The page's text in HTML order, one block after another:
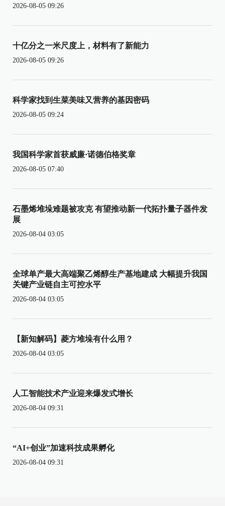
2026-08-05 09:26
十亿分之一米尺度上，材料有了新能力
2026-08-05 09:26
科学家找到生菜美味又营养的基因密码
2026-08-05 09:24
我国科学家首获威廉·诺德伯格奖章
2026-08-05 07:40
石墨烯堆垛难题被攻克 有望推动新一代拓扑量子器件发
展
2026-08-04 03:05
全球单产最大高端聚乙烯醇生产基地建成 大幅提升我国
关键产业链自主可控水平
2026-08-04 03:05
【新知解码】菱方堆垛有什么用？
2026-08-04 03:05
人工智能技术产业迎来爆发式增长
2026-08-04 09:31
“AI+创业”加速科技成果孵化
2026-08-04 09:31